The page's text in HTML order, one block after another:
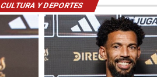
CULTURA Y DEPORTES